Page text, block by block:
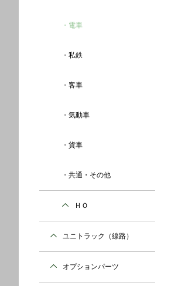
電車
私鉄
客車
気動車
貨車
共通・その他
ＨＯ
ユニトラック（線路）
オプションパーツ